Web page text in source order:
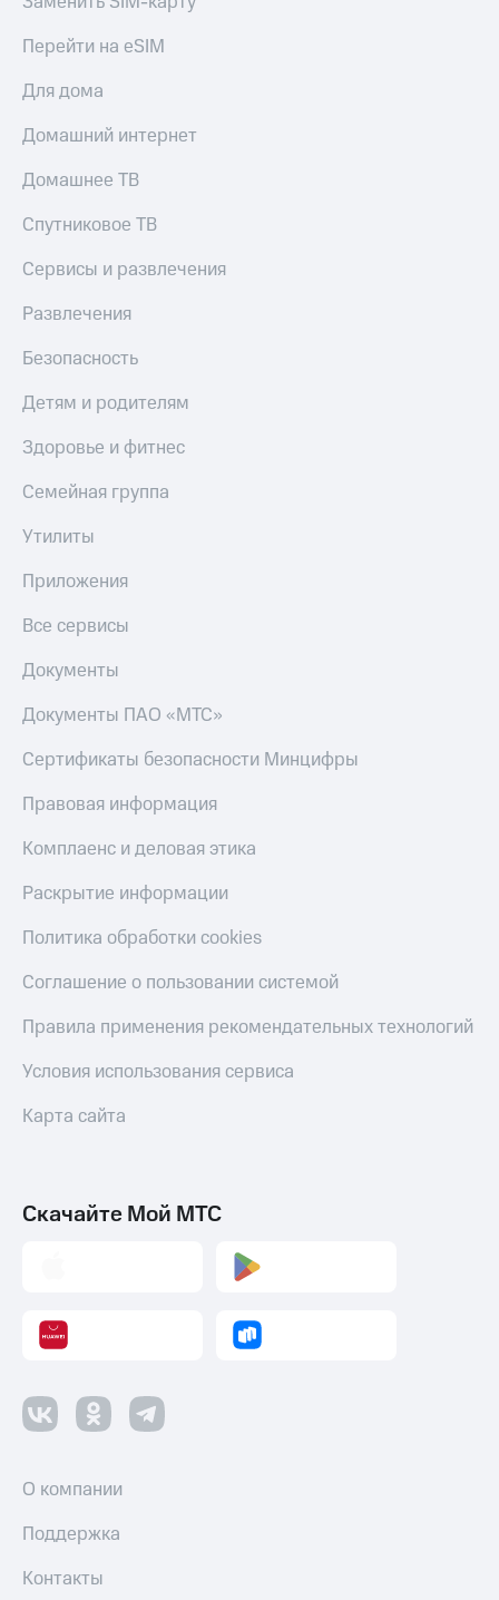
Перейти на eSIM
Для дома
Домашний интернет
Домашнее ТВ
Спутниковое ТВ
Сервисы и развлечения
Развлечения
Безопасность
Детям и родителям
Здоровье и фитнес
Семейная группа
Утилиты
Приложения
Все сервисы
Документы
Документы ПАО «МТС»
Сертификаты безопасности Минцифры
Правовая информация
Комплаенс и деловая этика
Раскрытие информации
Политика обработки cookies
Соглашение о пользовании системой
Правила применения рекомендательных технологий
Условия использования сервиса
Карта сайта
Скачайте Мой МТС
О компании
Поддержка
Контакты